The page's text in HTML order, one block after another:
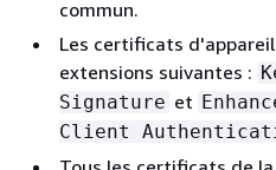
commun.
Les certificats
extensions suivantes :
Signature et
Client